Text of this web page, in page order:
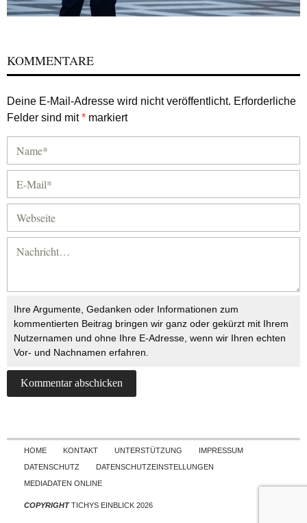
KOMMENTARE
Deine E-Mail-Adresse wird nicht veröffentlicht. Erforderliche
Felder sind mit* markiert
Ihre Argumente, Gedanken oder Informationen zum
kommentierten Beitrag bringen wir ganz oder gekürzt mit Ihrem
Nutzernamen und ohne Ihre E-Adresse, wenn wir Ihren echten
Vor- und Nachnamen erfahren.
Skip to content
HOME KONTAKT UNTERSTÜTZUNG
IMPRESSUM
DATENSCHUTZ
DATENSCHUTZEINSTELLUNGEN
MEDIADATEN ONLINE
COPYRIGHTTICHYS EINBLICK 2026